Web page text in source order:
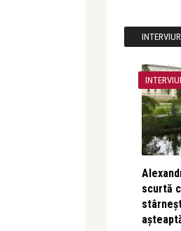
scurtă